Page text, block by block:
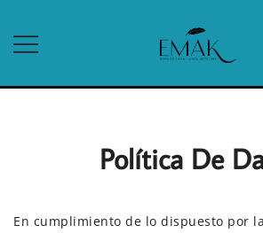
contenido
Tienda Emak
Política De
En cumplimiento de lo dispuesto por